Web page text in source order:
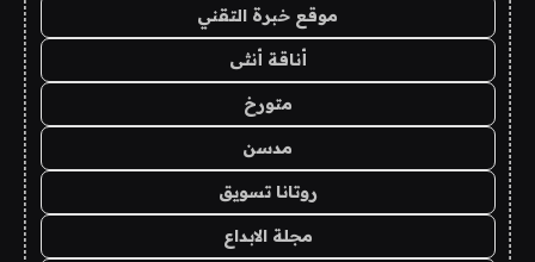
موقع خبرة التقني
أناقة أنثى
متورخ
مدسن
روتانا تسويق
مجلة الابداع